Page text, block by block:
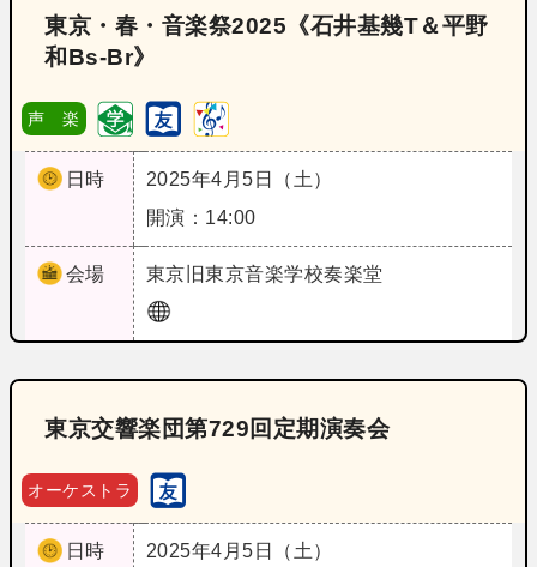
東京・春・音楽祭2025《石井基幾T＆平野
和Bs‐Br》
声 楽
日時
2025年4月5日（土）
開演：14:00
会場 東京 旧東京音楽学校奏楽堂
東京交響楽団第729回定期演奏会
オーケストラ
日時
2025年4月5日（土）